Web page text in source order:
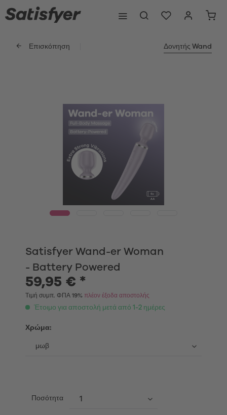
Επισκόπηση Δονητής Wand
Satisfyer Wand-er Woman
- Battery Powered
59,95 € *
Τιμή συμπ. ΦΠΑ 19% πλέον έξοδα αποστολής
Έτοιμο για αποστολή μετά από 1-2 ημέρες
Χρώμα:
Ποσότητα